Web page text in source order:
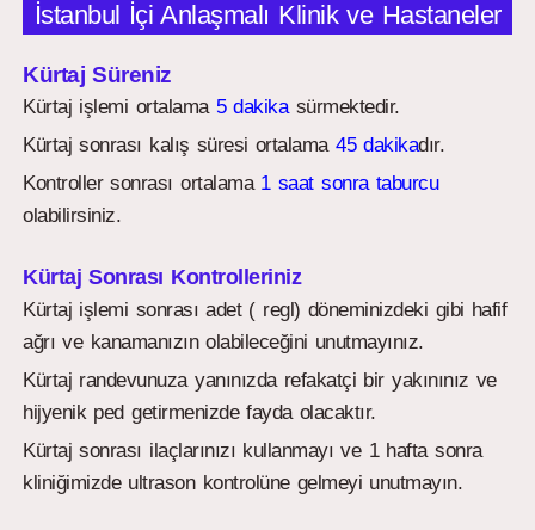
İstanbul İçi Anlaşmalı Klinik ve Hastaneler
Kürtaj Süreniz
Kürtaj işlemi ortalama 5 dakikasürmektedir.
Kürtaj sonrası kalış süresi ortalama45 dakikadır.
Kontroller sonrası ortalama 1 saat sonra taburcu
olabilirsiniz.
Kürtaj Sonrası Kontrolleriniz
Kürtaj işlemi sonrası adet ( regl) döneminizdeki gibi hafif
ağrı ve kanamanızın olabileceğini unutmayınız.
Kürtaj randevunuza yanınızda refakatçi bir yakınınız ve
hijyenik ped getirmenizde fayda olacaktır.
Kürtaj sonrası ilaçlarınızı kullanmayı ve 1 hafta sonra
kliniğimizde ultrason kontrolüne gelmeyi unutmayın.